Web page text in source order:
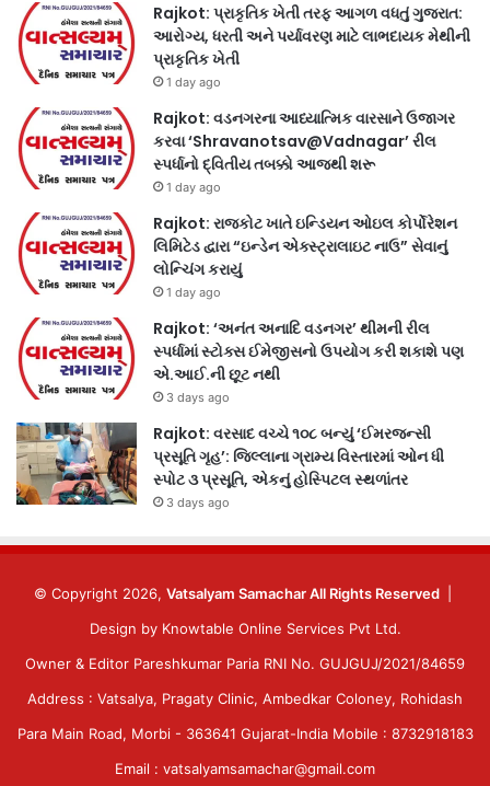
Rajkot: પ્રાકૃતિક ખેતી તરફ આગળ વધતું ગુજરાત:
આરોગ્ય, ધરતી અને પર્યાવરણ માટે લાભદાયક મેથીની
પ્રાકૃતિક ખેતી
1 day ago
Rajkot: વડનગરના આધ્યાત્મિક વારસાને ઉજાગર
કરવા ‘Shravanotsav@Vadnagar’ રીલ
સ્પર્ધાનો દ્વિતીય તબક્કો આજથી શરૂ
1 day ago
Rajkot: રાજકોટ ખાતે ઇન્ડિયન ઓઇલ કોર્પોરેશન
લિમિટેડ દ્વારા “ઇન્ડેન એક્સ્ટ્રાલાઇટ નાઉ” સેવાનું
લોન્ચિંગ કરાયું
1 day ago
Rajkot: ‘અનંત અનાદિ વડનગર’ થીમની રીલ
સ્પર્ધામાં સ્ટોક્સ ઈમેજીસનો ઉપયોગ કરી શકાશે પણ
એ.આઈ.ની છૂટ નથી
3 days ago
Rajkot: વરસાદ વચ્ચે ૧૦૮ બન્યું ‘ઈમરજન્સી
પ્રસૂતિ ગૃહ’: જિલ્લાના ગ્રામ્ય વિસ્તારમાં ઓન ધી
સ્પોટ ૩ પ્રસૂતિ, એકનું હોસ્પિટલ સ્થળાંતર
3 days ago
© Copyright 2026, Vatsalyam Samachar All Rights Reserved
Design by Knowtable Online Services Pvt Ltd.
Owner & Editor Pareshkumar Paria RNI No. GUJGUJ/2021/84659
Address : Vatsalya, Pragaty Clinic, Ambedkar Coloney, Rohidash
Para Main Road, Morbi - 363641 Gujarat-India Mobile : 8732918183
Email : vatsalyamsamachar@gmail.com